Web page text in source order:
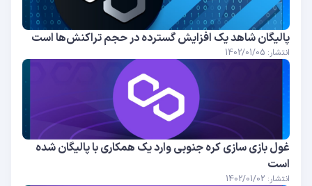
پالیگان شاهد یک افزایش گسترده در حجم تراکنش‌ها است
انتشار: 1402/01/05
غول بازی سازی کره جنوبی وارد یک همکاری با پالیگان شده
است
انتشار: 1402/01/02